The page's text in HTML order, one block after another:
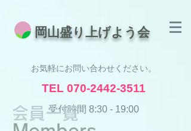
​岡山盛り上げよう会
お気軽にお問い合わせください。
TEL 070-2442-3511
受付時間 8:30 - 19:00
会員一覧